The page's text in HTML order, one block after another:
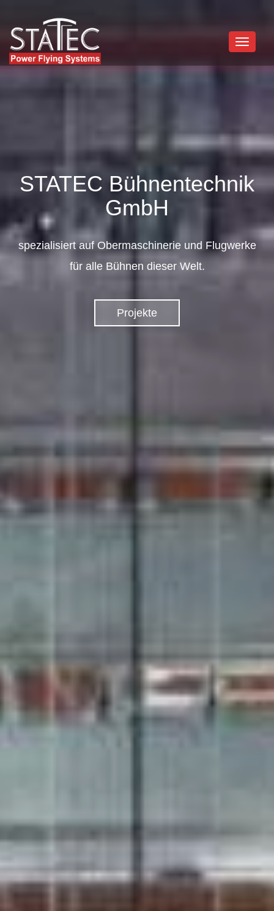
Toggle
STATEC Bühnentechnik
GmbH
spezialisiert auf Obermaschinerie und Flugwerke
für alle Bühnen dieser Welt.
Projekte